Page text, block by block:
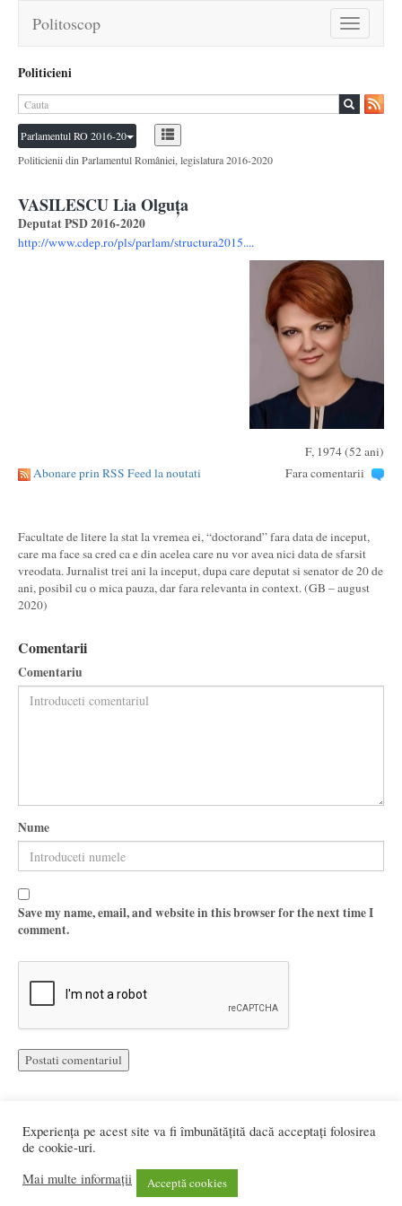
Toggle
navigation
Politoscop
Politicieni
Parlamentul RO 2016-20
Politicienii din Parlamentul României, legislatura 2016-2020
VASILESCU Lia Olguța
Deputat PSD 2016-2020
http://www.cdep.ro/pls/parlam/structura2015....
F, 1974 (52 ani)
Abonare prin RSS Feed la noutati
Fara comentarii
Facultate de litere la stat la vremea ei, “doctorand” fara data de inceput,
care ma face sa cred ca e din acelea care nu vor avea nici data de sfarsit
vreodata. Jurnalist trei ani la inceput, dupa care deputat si senator de 20 de
ani, posibil cu o mica pauza, dar fara relevanta in context. (GB – august
2020)
Comentarii
Comentariu
Nume
Save my name, email, and website in this browser for the next time I
comment.
Web design si programare:UDRAM Software
Experiența pe acest site va fi îmbunătățită dacă acceptați folosirea
de cookie-uri.
Mai multe informații
Acceptă cookies